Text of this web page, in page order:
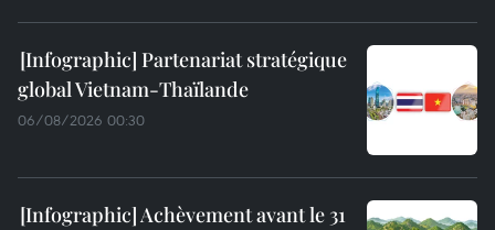
Partenariat stratégique
global Vietnam-Thaïlande
06/08/2026 00:30
Achèvement avant le 31